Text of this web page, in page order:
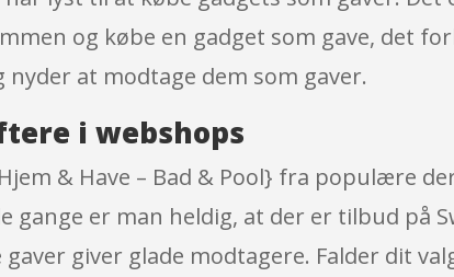
og købe en gadget som gave, det
at modtage dem som gaver.
i webshops
& Have – Bad & Pool} fra populære
er man heldig, at der er tilbud på
giver glade modtagere. Falder dit